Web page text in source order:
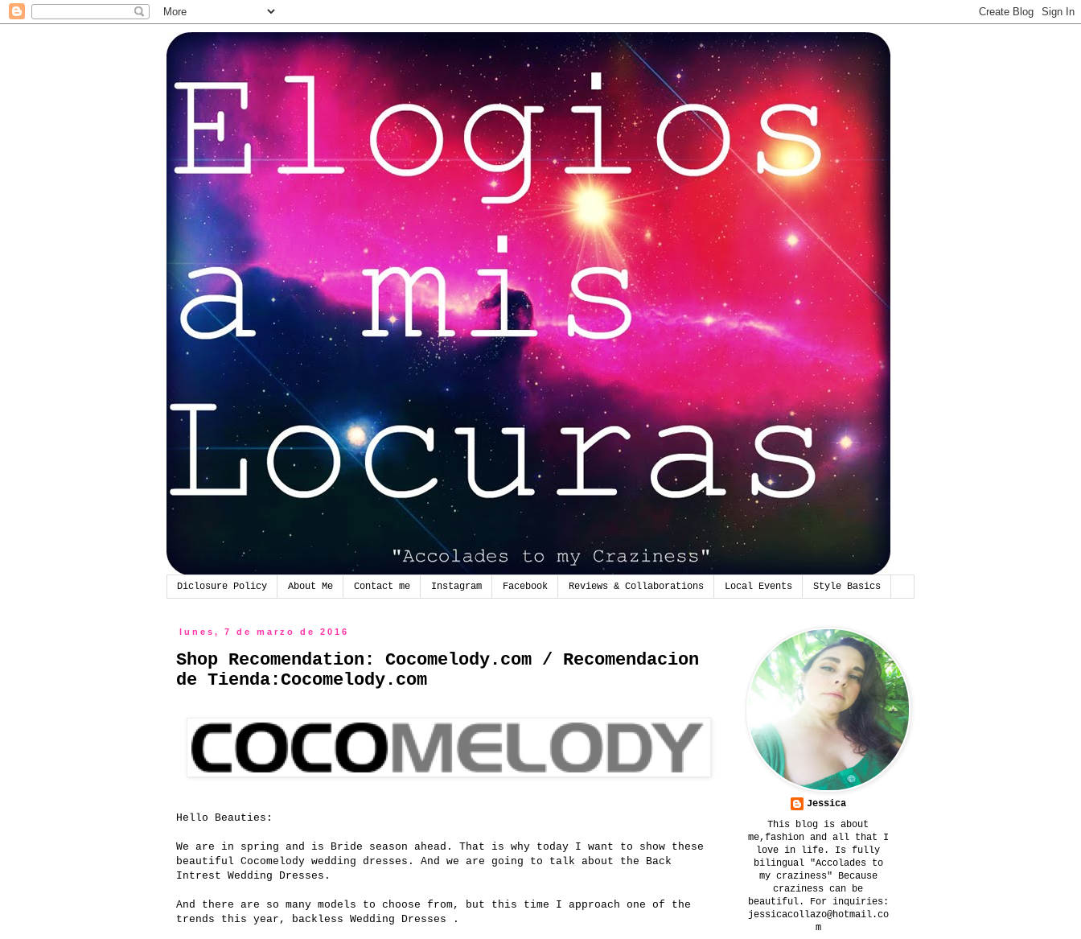
Diclosure Policy About Me Contact me Instagram Facebook Reviews & Collaborations Local Events Style Basics
lunes, 7 de marzo de 2016
Shop Recomendation: Cocomelody.com / Recomendacion
de Tienda:Cocomelody.com
Hello Beauties:
We are in spring and is Bride season ahead. That is why today I want to show these
beautiful Cocomelody wedding dresses. And we are going to talk about the Back
Intrest Wedding Dresses.
And there are so many models to choose from, but this time I approach one of the
trends this year, backless Wedding Dresses .
Jessica
This blog is about
me,fashion and all that I
love in life. Is fully
bilingual "Accolades to
my craziness" Because
craziness can be
beautiful. For inquiries:
jessicacollazo@hotmail.co
m